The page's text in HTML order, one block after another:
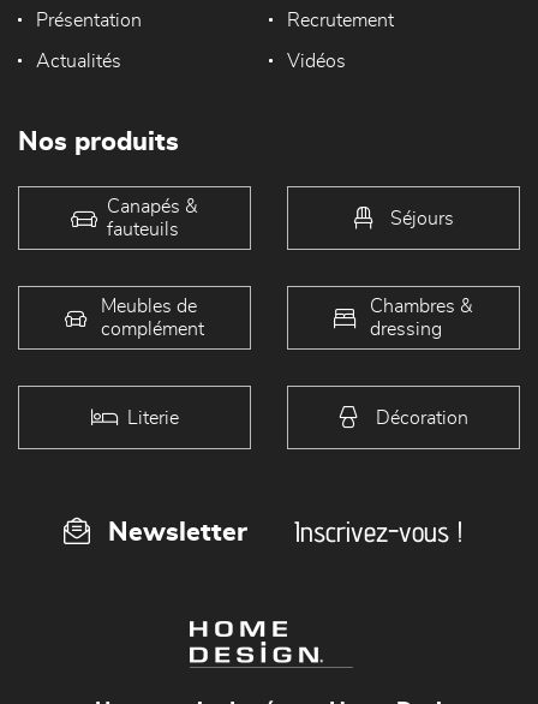
Présentation Recrutement
Actualités Vidéos
Nos produits
Canapés &
fauteuils
Séjours
Meubles de
complément
Chambres &
dressing
Literie Décoration
Newsletter Inscrivez-vous !